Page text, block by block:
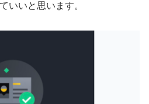
いいと思います。